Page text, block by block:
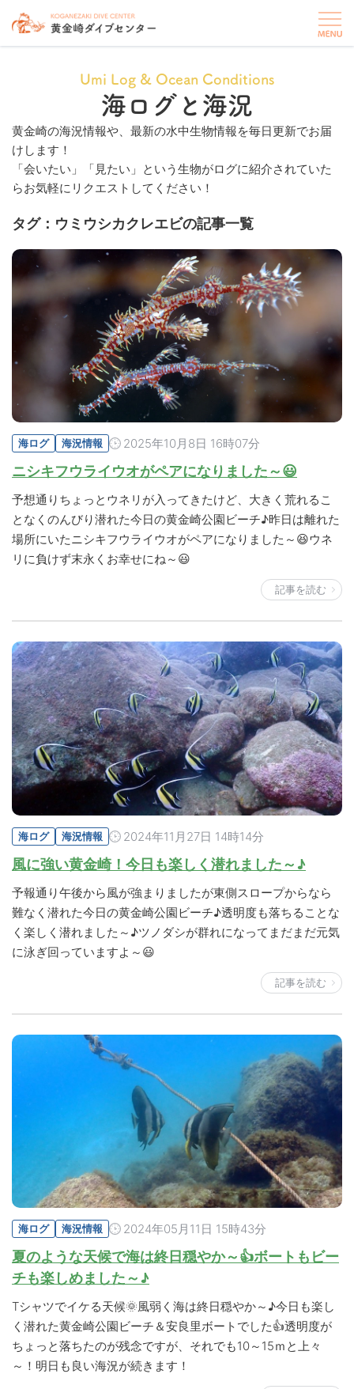
Umi Log & Ocean Conditions
海ログと海況
黄金崎の海況情報や、最新の水中生物情報を毎日更新でお届
けします！
「会いたい」「見たい」という生物がログに紹介されていた
らお気軽にリクエストしてください！
タグ：ウミウシカクレエビの記事一覧
海ログ 海況情報 2025年10月8日 16時07分
ニシキフウライウオがペアになりました～😃
予想通りちょっとウネリが入ってきたけど、大きく荒れるこ
となくのんびり潜れた今日の黄金崎公園ビーチ♪昨日は離れた
場所にいたニシキフウライウオがペアになりました～😆ウネ
リに負けず末永くお幸せにね～😃
記事を読む
海ログ 海況情報 2024年11月27日 14時14分
風に強い黄金崎！今日も楽しく潜れました～♪
予報通り午後から風が強まりましたが東側スロープからなら
難なく潜れた今日の黄金崎公園ビーチ♪透明度も落ちることな
く楽しく潜れました～♪ツノダシが群れになってまだまだ元気
に泳ぎ回っていますよ～😃
記事を読む
海ログ 海況情報 2024年05月11日 15時43分
夏のような天候で海は終日穏やか～👍ボートもビー
チも楽しめました～♪
Tシャツでイケる天候🌞風弱く海は終日穏やか～♪今日も楽し
く潜れた黄金崎公園ビーチ＆安良里ボートでした👍透明度が
ちょっと落ちたのが残念ですが、それでも10～15ｍと上々
～！明日も良い海況が続きます！